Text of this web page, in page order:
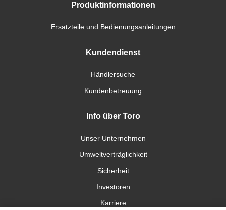
Produktinformationen
Ersatzteile und Bedienungsanleitungen
Kundendienst
Händlersuche
Kundenbetreuung
Info über Toro
Unser Unternehmen
Umweltverträglichkeit
Sicherheit
Investoren
Karriere